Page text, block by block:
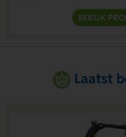
BEKIJK
Laatst